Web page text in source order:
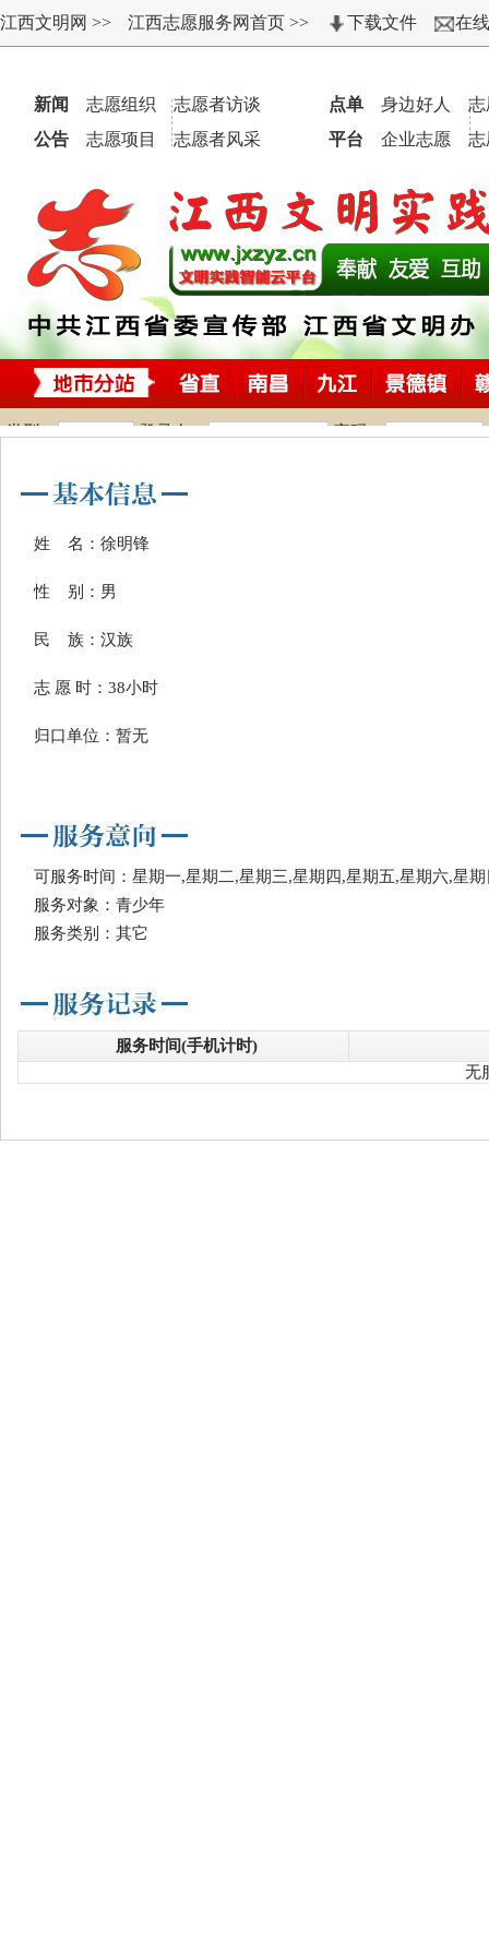
姓 名：徐明锋
性 别：男
民 族：汉族
志 愿 时：38小时
归口单位：暂无
可服务时间：星期一,星期二,星期三,星期四,星期五,星期六,星期
服务对象：青少年
服务类别：其它